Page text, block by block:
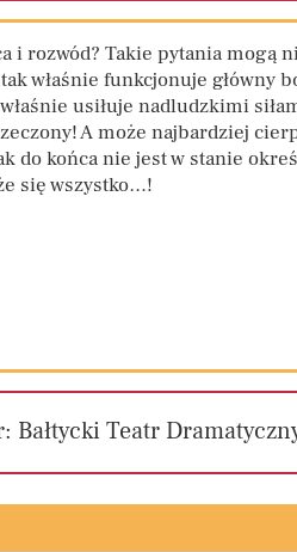
i rozwód? Takie pytania mogą
właśnie funkcjonuje
usiłuje nadludzkimi
A może najbardziej
do końca nie jest w stanie
się wszystko…!
Bałtycki Teatr